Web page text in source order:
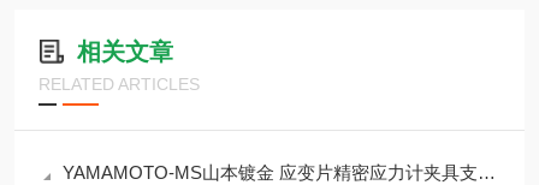
相关文章
RELATED ARTICLES
YAMAMOTO-MS山本镀金 应变片精密应力计夹具支架 B-72-SG-P02